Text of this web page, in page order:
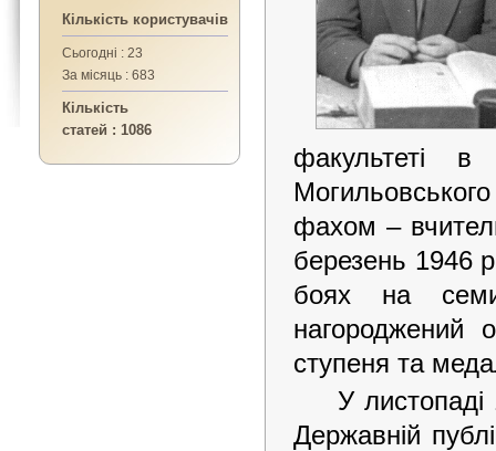
Кількість користувачів
Сьогодні : 23
За місяць : 683
Кількість
статей : 1086
факультеті в
фахом –
березень 1946
боях на
нагороджений
ступеня та
У
Державній